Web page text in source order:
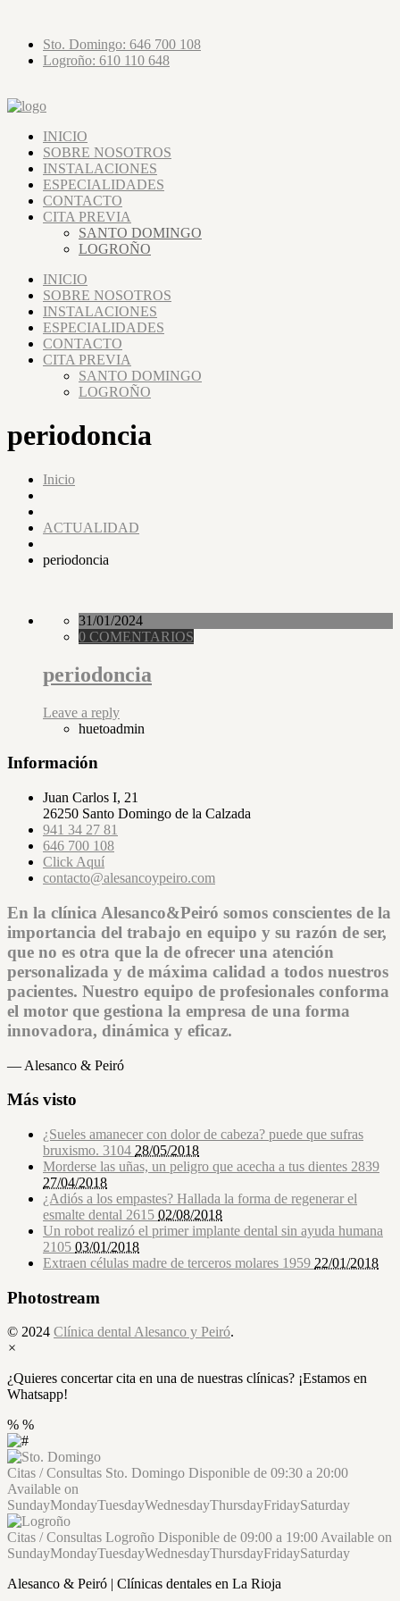
Sto. Domingo: 646 700 108
Logroño: 610 110 648
INICIO
SOBRE NOSOTROS
INSTALACIONES
ESPECIALIDADES
CONTACTO
CITA PREVIA
SANTO DOMINGO
LOGROÑO
INICIO
SOBRE NOSOTROS
INSTALACIONES
ESPECIALIDADES
CONTACTO
CITA PREVIA
SANTO DOMINGO
LOGROÑO
periodoncia
Inicio
ACTUALIDAD
periodoncia
31/01/2024
0 COMENTARIOS
periodoncia
Leave a reply
huetoadmin
Información
Juan Carlos I, 21
26250 Santo Domingo de la Calzada
941 34 27 81
646 700 108
Click Aquí
contacto@alesancoypeiro.com
En la clínica Alesanco&Peiró somos conscientes de la
importancia del trabajo en equipo y su razón de ser,
que no es otra que la de ofrecer una atención
personalizada y de máxima calidad a todos nuestros
pacientes. Nuestro equipo de profesionales conforma
el motor que gestiona la empresa de una forma
innovadora, dinámica y eficaz.
— Alesanco & Peiró
Más visto
¿Sueles amanecer con dolor de cabeza? puede que sufras
bruxismo. 3104 28/05/2018
Morderse las uñas, un peligro que acecha a tus dientes 2839
27/04/2018
¿Adiós a los empastes? Hallada la forma de regenerar el
esmalte dental 2615 02/08/2018
Un robot realizó el primer implante dental sin ayuda humana
2105 03/01/2018
Extraen células madre de terceros molares 1959 22/01/2018
Photostream
© 2024 Clínica dental Alesanco y Peiró.
×
¿Quieres concertar cita en una de nuestras clínicas? ¡Estamos en
Whatsapp!
% %
Citas / Consultas Sto. Domingo Disponible de 09:30 a 20:00
Available on
SundayMondayTuesdayWednesdayThursdayFridaySaturday
Citas / Consultas Logroño Disponible de 09:00 a 19:00Available on
SundayMondayTuesdayWednesdayThursdayFridaySaturday
Alesanco & Peiró | Clínicas dentales en La Rioja